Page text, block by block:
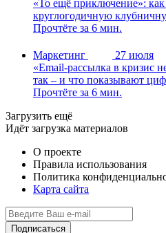
«То ещё приключение»: как
круглогодичную
Прочтёте за 6 мин.
Маркетинг
27 июля
«Email-рассылка в кризис
так – и что показывают
Прочтёте за 6 мин.
Загрузить ещё
Идёт загрузка материалов
О проекте
Правила использования
Политика
Карта сайта